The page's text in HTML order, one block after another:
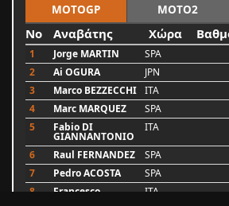
MOTOGP MOTO2
No Αναβάτης Χώρα
1 Jorge MARTIN SPA
2
Ai OGURA JPN
3
Marco BEZZECCHI ITA
4
Marc MARQUEZ SPA
5
Fabio DI
GIANNANTONIO
ITA
6 Raul FERNANDEZ SPA
7
Pedro ACOSTA SPA
8
Francesco ITA